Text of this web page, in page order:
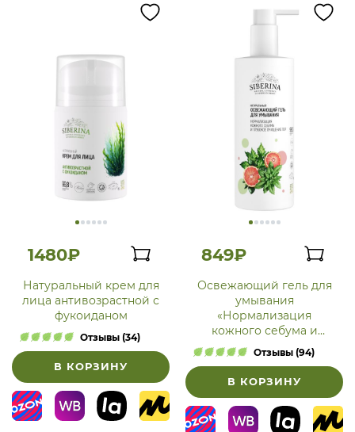
1480₽
Натуральный крем для
лица антивозрастной с
фукоиданом
Отзывы (34)
В КОРЗИНУ
849₽
Освежающий гель для
умывания
«Нормализация
кожного себума и
глубокое очищение
пор»
Отзывы (94)
В КОРЗИНУ